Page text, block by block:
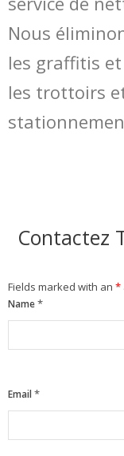
Nous
les graffitis
les trottoirs
Contactez
Fields marked with an *
Name*
Email *